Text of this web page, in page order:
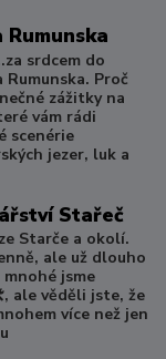
Rumunska
srdcem do
Proč
zážitky na
vám rádi
scenérie
jezer, luk a
Stařeč
Starče a okolí.
ale už dlouho
jsme
ale věděli jste, že
více než jen